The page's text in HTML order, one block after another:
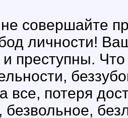
совершайте
личности!
преступны.
все, потеря